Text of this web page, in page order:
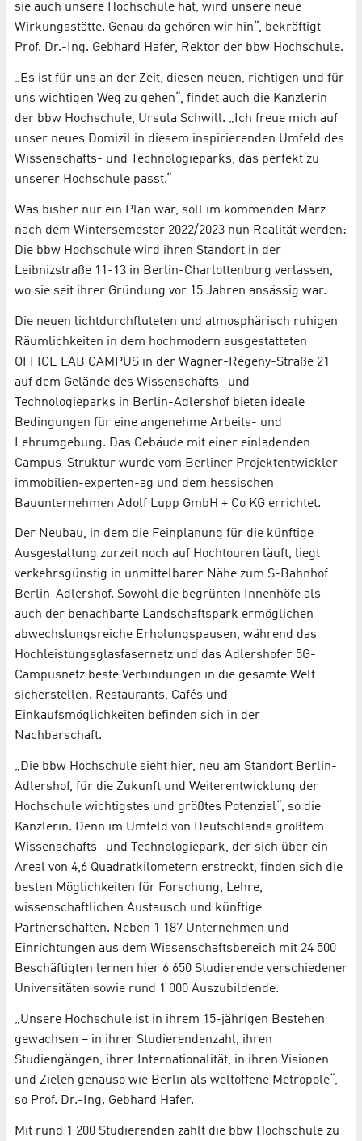
sie auch unsere Hochschule hat, wird unsere neue
Wirkungsstätte. Genau da gehören wir hin“, bekräftigt
Prof. Dr.-Ing. Gebhard Hafer, Rektor der bbw Hochschule.
„Es ist für uns an der Zeit, diesen neuen, richtigen und für
uns wichtigen Weg zu gehen“, findet auch die Kanzlerin
der bbw Hochschule, Ursula Schwill. „Ich freue mich auf
unser neues Domizil in diesem inspirierenden Umfeld des
Wissenschafts- und Technologieparks, das perfekt zu
unserer Hochschule passt.“
Was bisher nur ein Plan war, soll im kommenden März
nach dem Wintersemester 2022/2023 nun Realität werden:
Die bbw Hochschule wird ihren Standort in der
Leibnizstraße 11-13 in Berlin-Charlottenburg verlassen,
wo sie seit ihrer Gründung vor 15 Jahren ansässig war.
Die neuen lichtdurchfluteten und atmosphärisch ruhigen
Räumlichkeiten in dem hochmodern ausgestatteten
OFFICE LAB CAMPUS in der Wagner-Régeny-Straße 21
auf dem Gelände des Wissenschafts- und
Technologieparks in Berlin-Adlershof bieten ideale
Bedingungen für eine angenehme Arbeits- und
Lehrumgebung. Das Gebäude mit einer einladenden
Campus-Struktur wurde vom Berliner Projektentwickler
immobilien-experten-ag und dem hessischen
Bauunternehmen Adolf Lupp GmbH + Co KG errichtet.
Der Neubau, in dem die Feinplanung für die künftige
Ausgestaltung zurzeit noch auf Hochtouren läuft, liegt
verkehrsgünstig in unmittelbarer Nähe zum S-Bahnhof
Berlin-Adlershof. Sowohl die begrünten Innenhöfe als
auch der benachbarte Landschaftspark ermöglichen
abwechslungsreiche Erholungspausen, während das
Hochleistungsglasfasernetz und das Adlershofer 5G-
Campusnetz beste Verbindungen in die gesamte Welt
sicherstellen. Restaurants, Cafés und
Einkaufsmöglichkeiten befinden sich in der
Nachbarschaft.
„Die bbw Hochschule sieht hier, neu am Standort Berlin-
Adlershof, für die Zukunft und Weiterentwicklung der
Hochschule wichtigstes und größtes Potenzial“, so die
Kanzlerin. Denn im Umfeld von Deutschlands größtem
Wissenschafts- und Technologiepark, der sich über ein
Areal von 4,6 Quadratkilometern erstreckt, finden sich die
besten Möglichkeiten für Forschung, Lehre,
wissenschaftlichen Austausch und künftige
Partnerschaften. Neben 1 187 Unternehmen und
Einrichtungen aus dem Wissenschaftsbereich mit 24 500
Beschäftigten lernen hier 6 650 Studierende verschiedener
Universitäten sowie rund 1 000 Auszubildende.
„Unsere Hochschule ist in ihrem 15-jährigen Bestehen
gewachsen – in ihrer Studierendenzahl, ihren
Studiengängen, ihrer Internationalität, in ihren Visionen
und Zielen genauso wie Berlin als weltoffene Metropole“,
so Prof. Dr.-Ing. Gebhard Hafer.
Mit rund 1 200 Studierenden zählt die bbw Hochschule zu